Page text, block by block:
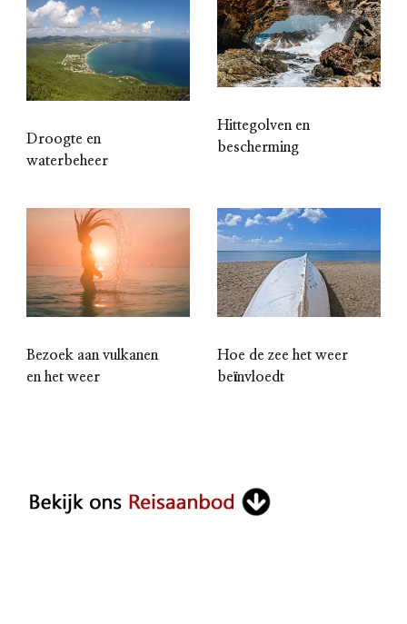
Droogte en
waterbeheer
Hittegolven en
bescherming
Bezoek aan vulkanen
en het weer
Hoe de zee het weer
beïnvloedt